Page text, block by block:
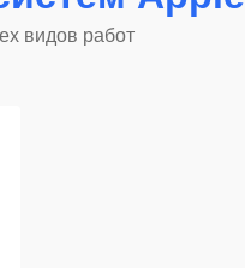
видов работ